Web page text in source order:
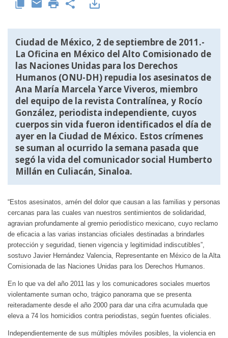
Ciudad de México, 2 de septiembre de 2011.-
La Oficina en México del Alto Comisionado de
las Naciones Unidas para los Derechos
Humanos (ONU-DH) repudia los asesinatos de
Ana María Marcela Yarce Viveros, miembro
del equipo de la revista Contralínea, y Rocío
González, periodista independiente, cuyos
cuerpos sin vida fueron identificados el día de
ayer en la Ciudad de México. Estos crímenes
se suman al ocurrido la semana pasada que
segó la vida del comunicador social Humberto
Millán en Culiacán, Sinaloa.
“Estos asesinatos, amén del dolor que causan a las familias y personas
cercanas para las cuales van nuestros sentimientos de solidaridad,
agravian profundamente al gremio periodístico mexicano, cuyo reclamo
de eficacia a las varias instancias oficiales destinadas a brindarles
protección y seguridad, tienen vigencia y legitimidad indiscutibles”,
sostuvo Javier Hernández Valencia, Representante en México de la Alta
Comisionada de las Naciones Unidas para los Derechos Humanos.
En lo que va del año 2011 las y los comunicadores sociales muertos
violentamente suman ocho, trágico panorama que se presenta
reiteradamente desde el año 2000 para dar una cifra acumulada que
eleva a 74 los homicidios contra periodistas, según fuentes oficiales.
Independientemente de sus múltiples móviles posibles, la violencia en